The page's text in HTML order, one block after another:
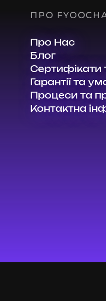
ПРО
Про Нас
Блог
Сертифікати
Гарантії та
Процеси та
Контактна